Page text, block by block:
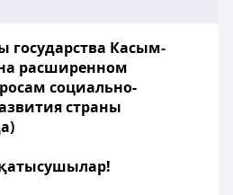
государства Касым-
расширенном
социально-
страны